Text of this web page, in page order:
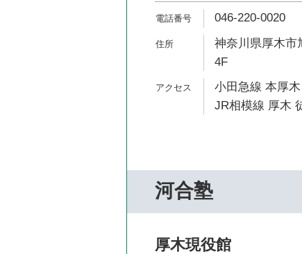
046-220-0020
神奈川県厚木市
4F
小田急線 本厚
JR相模線 厚木
河合塾
厚木現役館